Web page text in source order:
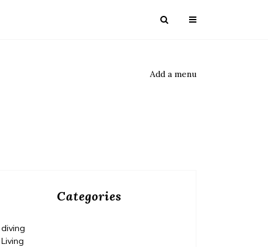
Add a menu
Categories
diving
Living